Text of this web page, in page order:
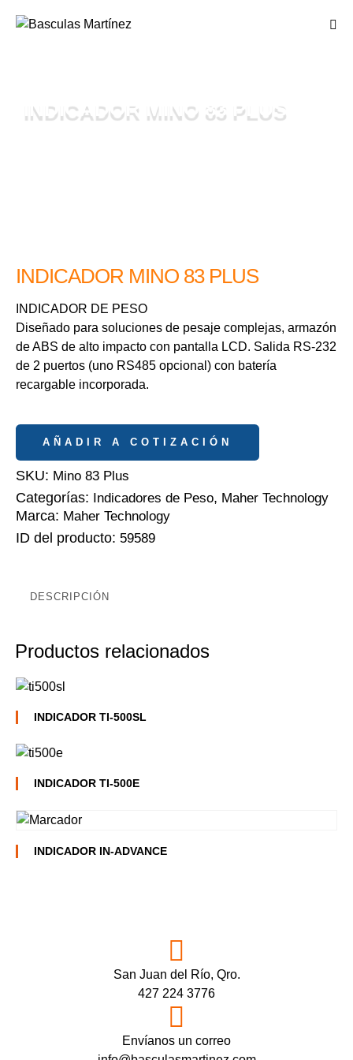
INDICADOR MINO 83 PLUS
INDICADOR MINO 83 PLUS
INDICADOR DE PESO
Diseñado para soluciones de pesaje complejas, armazón
de ABS de alto impacto con pantalla LCD. Salida RS-232
de 2 puertos (uno RS485 opcional) con batería
recargable incorporada.
AÑADIR A COTIZACIÓN
SKU: Mino 83 Plus
Categorías: Indicadores de Peso, Maher Technology
Marca: Maher Technology
ID del producto: 59589
DESCRIPCIÓN
Productos relacionados
INDICADOR TI-500SL
INDICADOR TI-500E
INDICADOR IN-ADVANCE
San Juan del Río, Qro.
427 224 3776
Envíanos un correo